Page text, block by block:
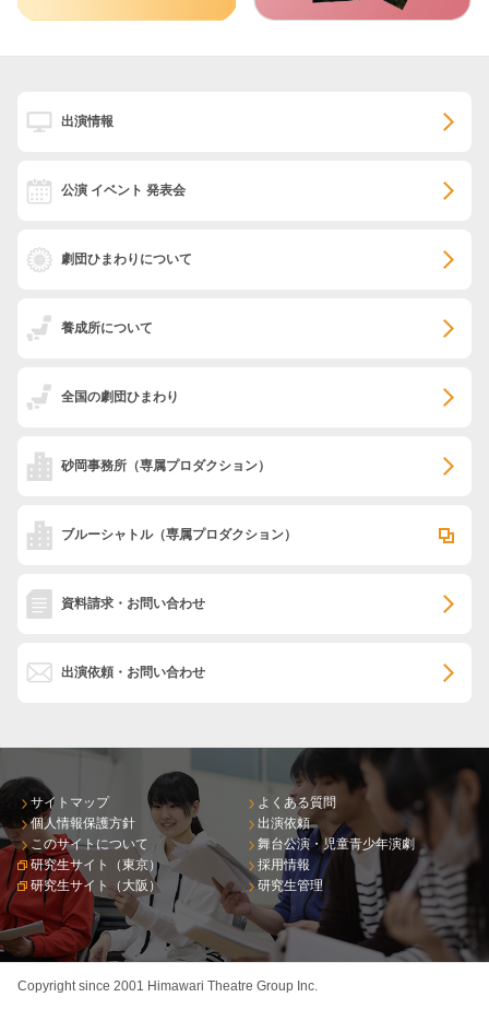
出演情報
公演 イベント 発表会
劇団ひまわりについて
養成所について
全国の劇団ひまわり
砂岡事務所 （専属プロダクション）
ブルーシャトル（専属プロダクション）
資料請求・お問い合わせ
出演依頼・お問い合わせ
サイトマップ
個人情報保護方針
このサイトについて
研究生サイト（東京）
研究生サイト（大阪）
よくある質問
出演依頼
舞台公演・児童青少年演劇
採用情報
研究生管理
Copyright since 2001 Himawari Theatre Group Inc.